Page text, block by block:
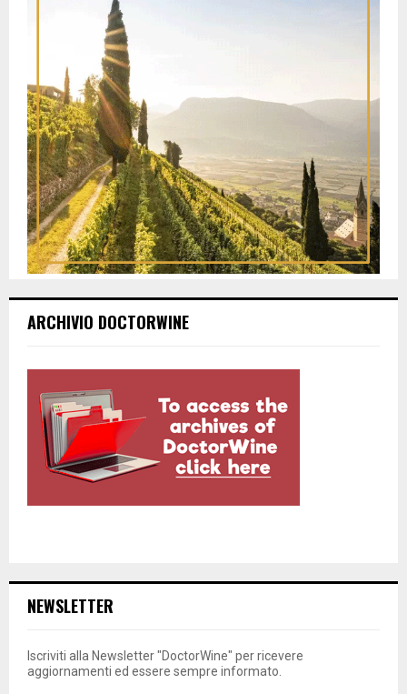
ARCHIVIO DOCTORWINE
NEWSLETTER
Iscriviti alla Newsletter "DoctorWine" per ricevere
aggiornamenti ed essere sempre informato.